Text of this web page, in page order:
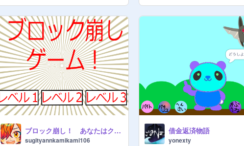
ブロック崩し！ あなたはクリアできますか？
sugityannkamikami106
借金返済物語
yonexty